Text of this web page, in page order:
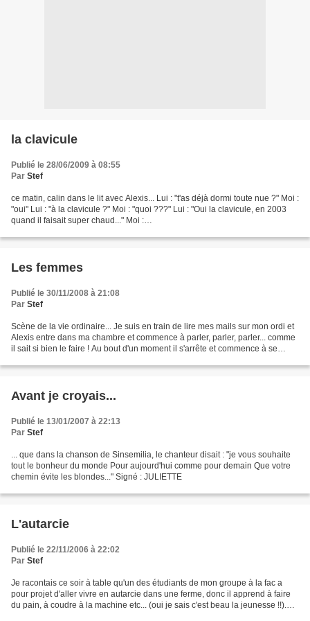
la clavicule
Publié le 28/06/2009 à 08:55
Par Stef
ce matin, calin dans le lit avec Alexis... Lui : "t'as déjà dormi toute nue ?" Moi :
"oui" Lui : "à la clavicule ?" Moi : "quoi ???" Lui : "Oui la clavicule, en 2003
quand il faisait super chaud..." Moi :
Les femmes
Publié le 30/11/2008 à 21:08
Par Stef
Scène de la vie ordinaire... Je suis en train de lire mes mails sur mon ordi et
Alexis entre dans ma chambre et commence à parler, parler, parler... comme
il sait si bien le faire ! Au bout d'un moment il s'arrête et commence à se
Avant je croyais...
Publié le 13/01/2007 à 22:13
Par Stef
... que dans la chanson de Sinsemilia, le chanteur disait : "je vous souhaite
tout le bonheur du monde Pour aujourd'hui comme pour demain Que votre
chemin évite les blondes..." Signé : JULIETTE
L'autarcie
Publié le 22/11/2006 à 22:02
Par Stef
Je racontais ce soir à table qu'un des étudiants de mon groupe à la fac a
pour projet d'aller vivre en autarcie dans une ferme, donc il apprend à faire
du pain, à coudre à la machine etc... (oui je sais c'est beau la jeunesse !!).